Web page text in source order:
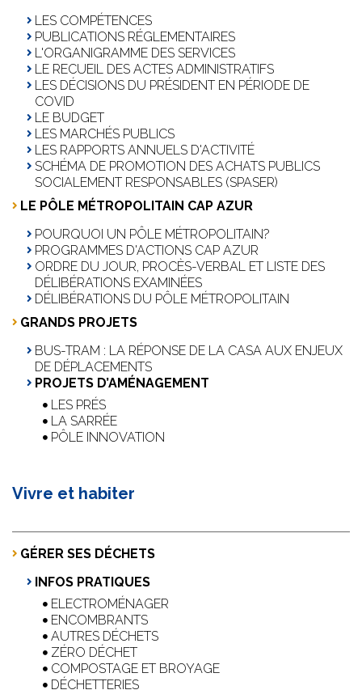
LES COMPÉTENCES
PUBLICATIONS RÉGLEMENTAIRES
L'ORGANIGRAMME DES SERVICES
LE RECUEIL DES ACTES ADMINISTRATIFS
LES DÉCISIONS DU PRÉSIDENT EN PÉRIODE DE
COVID
LE BUDGET
LES MARCHÉS PUBLICS
LES RAPPORTS ANNUELS D'ACTIVITÉ
SCHÉMA DE PROMOTION DES ACHATS PUBLICS
SOCIALEMENT RESPONSABLES (SPASER)
LE PÔLE MÉTROPOLITAIN CAP AZUR
POURQUOI UN PÔLE MÉTROPOLITAIN?
PROGRAMMES D'ACTIONS CAP AZUR
ORDRE DU JOUR, PROCÈS-VERBAL ET LISTE DES
DÉLIBÉRATIONS EXAMINÉES
DÉLIBÉRATIONS DU PÔLE MÉTROPOLITAIN
GRANDS PROJETS
BUS-TRAM : LA RÉPONSE DE LA CASA AUX ENJEUX
DE DÉPLACEMENTS
PROJETS D’AMÉNAGEMENT
LES PRÉS
LA SARRÉE
PÔLE INNOVATION
Vivre et habiter
GÉRER SES DÉCHETS
INFOS PRATIQUES
ELECTROMÉNAGER
ENCOMBRANTS
AUTRES DÉCHETS
ZÉRO DÉCHET
COMPOSTAGE ET BROYAGE
DÉCHETTERIES